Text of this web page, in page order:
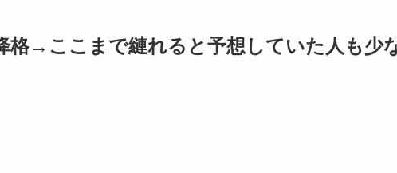
格→ここまで縺れると予想していた人も少